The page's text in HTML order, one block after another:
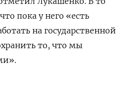
пока у него «есть
на государственной
то, что мы